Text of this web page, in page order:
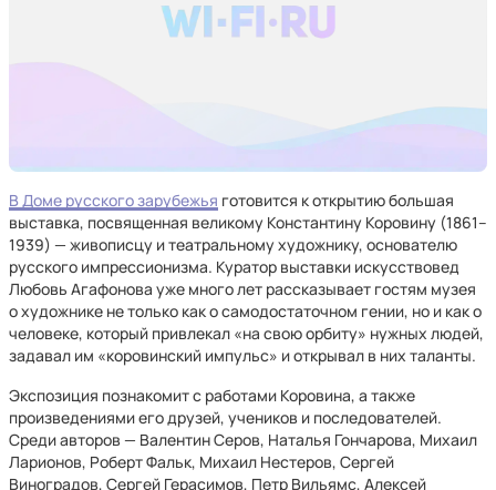
В Доме русского зарубежья готовится к открытию большая
выставка, посвященная великому Константину Коровину (1861–
1939) — живописцу и театральному художнику, основателю
русского импрессионизма. Куратор выставки искусствовед
Любовь Агафонова уже много лет рассказывает гостям музея
о художнике не только как о самодостаточном гении, но и как о
человеке, который привлекал «на свою орбиту» нужных людей,
задавал им «коровинский импульс» и открывал в них таланты.
Экспозиция познакомит с работами Коровина, а также
произведениями его друзей, учеников и последователей.
Среди авторов — Валентин Серов, Наталья Гончарова, Михаил
Ларионов, Роберт Фальк, Михаил Нестеров, Сергей
Виноградов, Сергей Герасимов, Петр Вильямс, Алексей